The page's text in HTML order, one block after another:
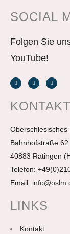
SOCIAL
Folgen Sie
YouTube!
KONTAKT
Oberschlesisches
Bahnhofstraße 62
40883 Ratingen
Telefon:
Email:
LINKS
Kontakt